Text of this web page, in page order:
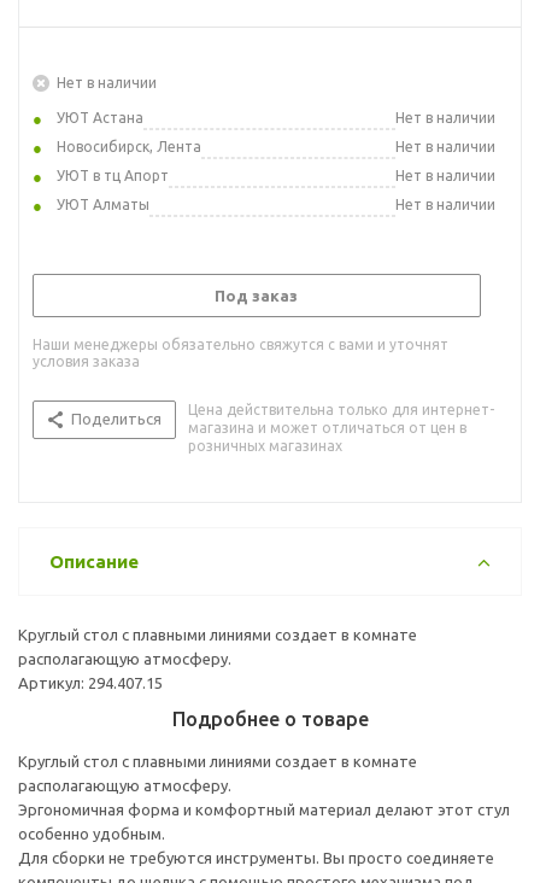
Нет в наличии
УЮТ Астана
Нет в наличии
Новосибирск, Лента
Нет в наличии
УЮТ в тц Апорт
Нет в наличии
УЮТ Алматы
Нет в наличии
Под заказ
Наши менеджеры обязательно свяжутся с вами и уточнят
условия заказа
Поделиться
Цена действительна только для интернет-
магазина и может отличаться от цен в
розничных магазинах
Описание
Круглый стол с плавными линиями создает в комнате
располагающую атмосферу.
Артикул: 294.407.15
Подробнее о товаре
Круглый стол с плавными линиями создает в комнате
располагающую атмосферу.
Эргономичная форма и комфортный материал делают этот стул
особенно удобным.
Для сборки не требуются инструменты. Вы просто соединяете